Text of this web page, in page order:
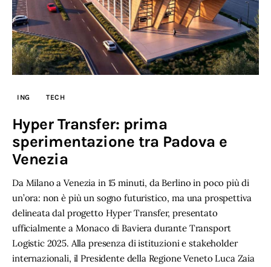
ING TECH
Hyper Transfer: prima
sperimentazione tra Padova e
Venezia
Da Milano a Venezia in 15 minuti, da Berlino in poco più di
un’ora: non è più un sogno futuristico, ma una prospettiva
delineata dal progetto Hyper Transfer, presentato
ufficialmente a Monaco di Baviera durante Transport
Logistic 2025. Alla presenza di istituzioni e stakeholder
internazionali, il Presidente della Regione Veneto Luca Zaia